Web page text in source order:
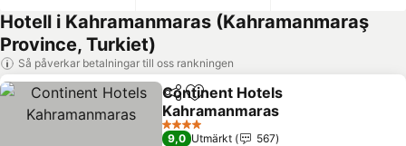
Hotell i Kahramanmaras (Kahramanmaraş
Province, Turkiet)
Så påverkar betalningar till oss rankningen
Dela Lägg till i Mina Favoriter
Continent Hotels
Kahramanmaras
4 Stjärnor
9,0 Utmärkt
567